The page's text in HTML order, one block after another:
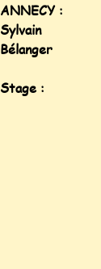
ANNECY :
Sylvain
Bélanger
Stage :